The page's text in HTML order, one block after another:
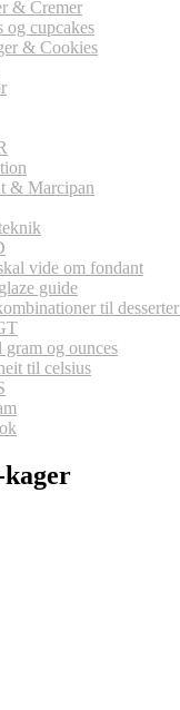
& Cremer
og cupcakes
& Cookies
& Marcipan
vide om fondant
guide
til
gram og ounces
til celsius